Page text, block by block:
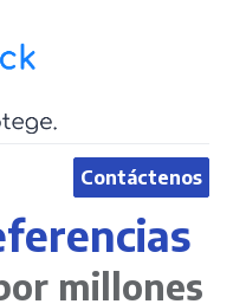
Contáctenos
millones